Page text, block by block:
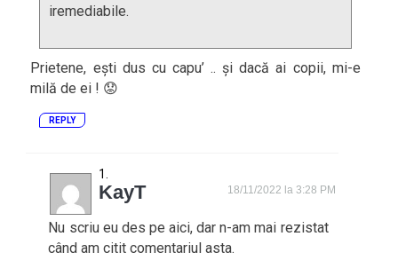
iremediabile.
Prietene, ești dus cu capu’ .. și dacă ai copii, mi-e
milă de ei ! 😟
REPLY
KayT 18/11/2022 la 3:28 PM
Nu scriu eu des pe aici, dar n-am mai rezistat
când am citit comentariul asta.